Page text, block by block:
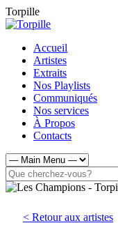
Torpille
Accueil
Artistes
Extraits
Nos Playlists
Communiqués
Nos services
À Propos
Contacts
< Retour aux artistes